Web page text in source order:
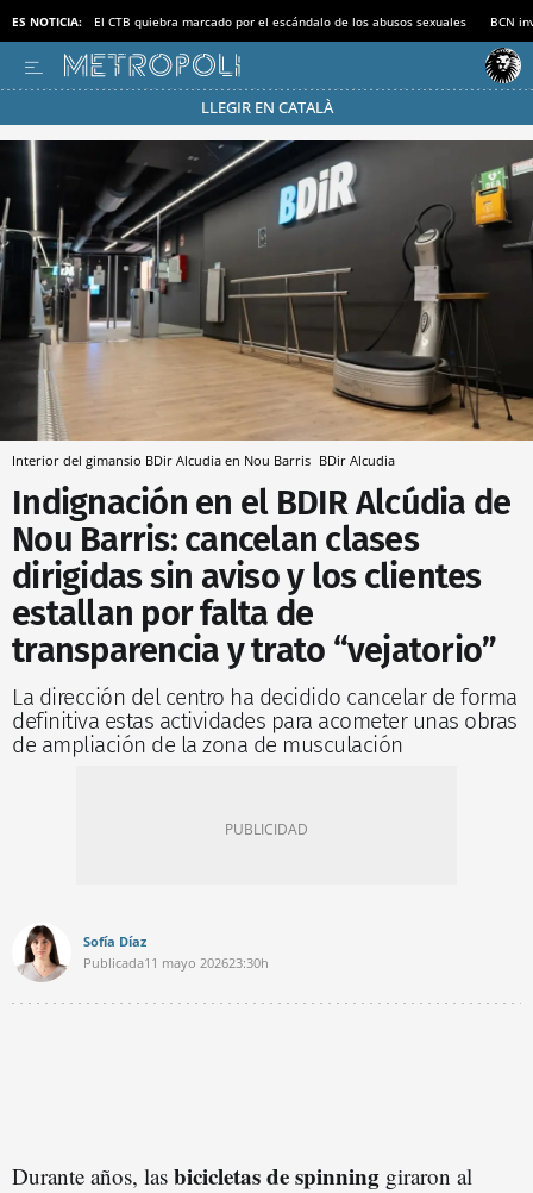
ES NOTICIA: El CTB quiebra marcado por el escándalo de los abusos sexuales BCN
LLEGIR EN CATALÀ
Pásate al MODO AHORRO
Interior del gimansio BDir Alcudia en Nou Barris BDir Alcudia
Indignación en el BDIR Alcúdia de
Nou Barris: cancelan clases
dirigidas sin aviso y los clientes
estallan por falta de
transparencia y trato “vejatorio”
La dirección del centro ha decidido cancelar de forma
definitiva estas actividades para acometer unas obras
de ampliación de la zona de musculación
Sofía Díaz
Publicada11 mayo 202623:30h
Durante años, las bicicletas de spinning giraron al